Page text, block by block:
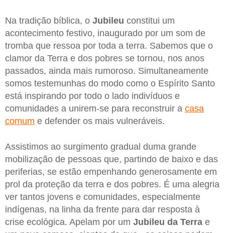
Na tradição bíblica, o Jubileu constitui um
acontecimento festivo, inaugurado por um som de
tromba que ressoa por toda a terra. Sabemos que o
clamor da Terra e dos pobres se tornou, nos anos
passados, ainda mais rumoroso. Simultaneamente
somos testemunhas do modo como o Espírito Santo
está inspirando por todo o lado indivíduos e
comunidades a unirem-se para reconstruir a casa
comum e defender os mais vulneráveis.
Assistimos ao surgimento gradual duma grande
mobilização de pessoas que, partindo de baixo e das
periferias, se estão empenhando generosamente em
prol da proteção da terra e dos pobres. É uma alegria
ver tantos jovens e comunidades, especialmente
indígenas, na linha da frente para dar resposta à
crise ecológica. Apelam por um Jubileu da Terra e